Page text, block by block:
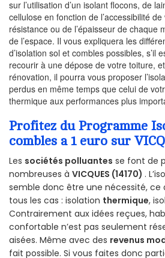
sur l’utilisation d’un isolant flocons, de
cellulose en fonction de l’accessibilité
résistance ou de l’épaisseur de chaque
de l’espace. Il vous expliquera les
d’isolation sol et combles possibles, s’il
recourir à une dépose de votre toiture,
rénovation, il pourra vous proposer
perdus en même temps que celui de
thermique aux performances plus
Profitez du Programme
combles a 1 euro sur
Les sociétés polluantes se font de
nombreuses à VICQUES (14170) .
semble donc être une nécessité, ce
tous les cas : isolation thermique,
Contrairement aux idées reçues,
confortable n’est pas seulement
aisées. Même avec des revenus
fait possible. Si vous faites donc